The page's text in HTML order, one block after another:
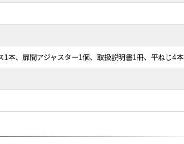
本、扉間アジャスター1個、取扱説明書1冊、平ねじ4本